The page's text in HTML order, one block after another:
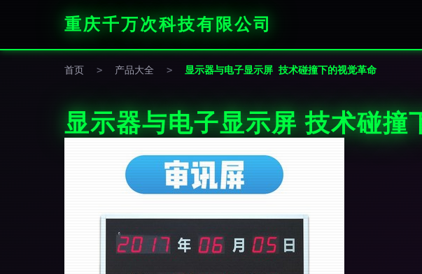
重庆千万次科技有限公司
首页 > 产品大全 > 显示器与电子显示屏 技术碰撞下的视觉革命
显示器与电子显示屏 技术碰撞